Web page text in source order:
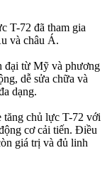
T-72 đã tham gia
và châu Á.
đại từ Mỹ và phương
dễ sửa chữa và
dạng.
tăng chủ lực T-72 với
cơ cải tiến. Điều
giá trị và đủ linh